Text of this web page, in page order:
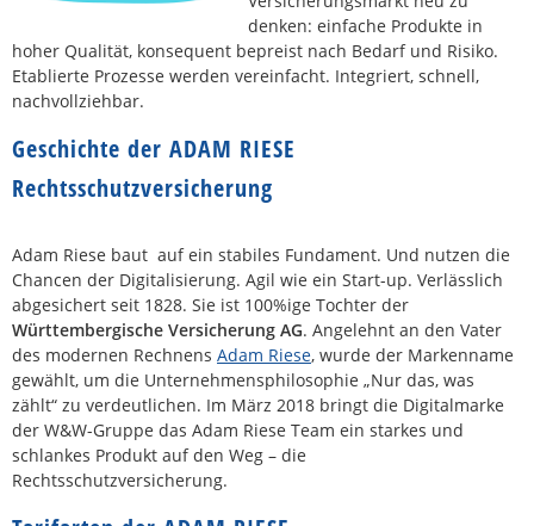
denken: einfache Produkte in
hoher Qualität, konsequent bepreist nach Bedarf und Risiko.
Etablierte Prozesse werden vereinfacht. Integriert, schnell,
nachvollziehbar.
Geschichte der ADAM RIESE
Rechtsschutzversicherung
Adam Riese baut auf ein stabiles Fundament. Und nutzen die
Chancen der Digitalisierung. Agil wie ein Start-up. Verlässlich
abgesichert seit 1828. Sie ist 100%ige Tochter der
Württembergische Versicherung AG. Angelehnt an den Vater
des modernen Rechnens Adam Riese, wurde der Markenname
gewählt, um die Unternehmensphilosophie „Nur das, was
zählt“ zu verdeutlichen. Im März 2018 bringt die Digitalmarke
der W&W-Gruppe das Adam Riese Team ein starkes und
schlankes Produkt auf den Weg – die
Rechtsschutzversicherung.